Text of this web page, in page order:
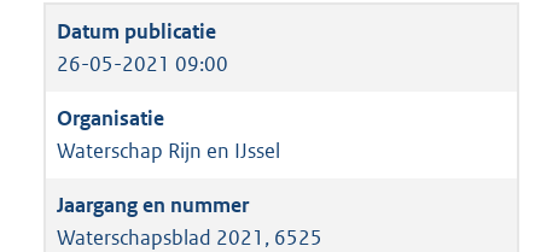
26-05-2021 09:00
Waterschap Rijn en IJssel
Waterschapsblad 2021, 6525